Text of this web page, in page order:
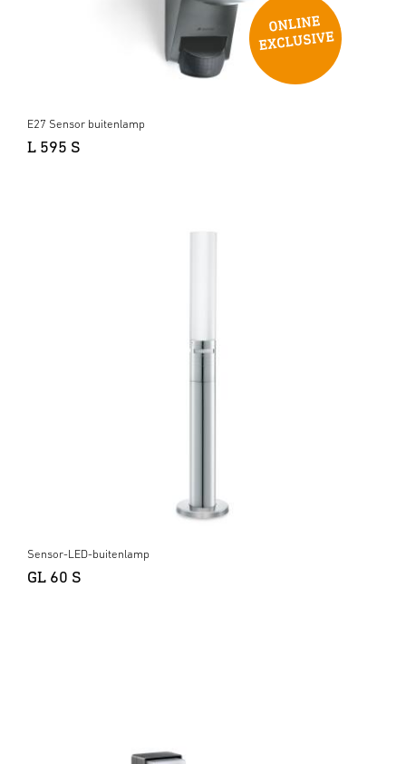
E27 Sensor buitenlamp
L 595 S
Sensor-LED-buitenlamp
GL 60 S